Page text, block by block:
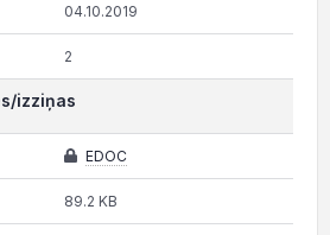
04.10.2019
2
izziņas
EDOC
89.2 KB